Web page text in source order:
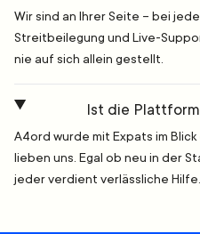
Wir sind an Ihrer Seite – bei
Streitbeilegung und Live-
nie auf sich allein gestellt.
Ist die
A4ord wurde mit Expats im
lieben uns. Egal ob neu in der
jeder verdient verlässliche Hilfe.